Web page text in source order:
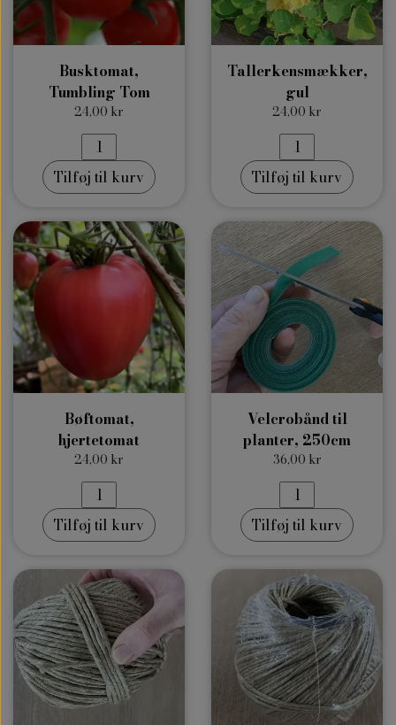
Busktomat,
Tumbling Tom
24,00 kr
Tilføj til kurv
Tallerkensmækker,
gul
24,00 kr
Tilføj til kurv
Bøftomat,
hjertetomat
24,00 kr
Tilføj til kurv
Velcrobånd til
planter, 250cm
36,00 kr
Tilføj til kurv